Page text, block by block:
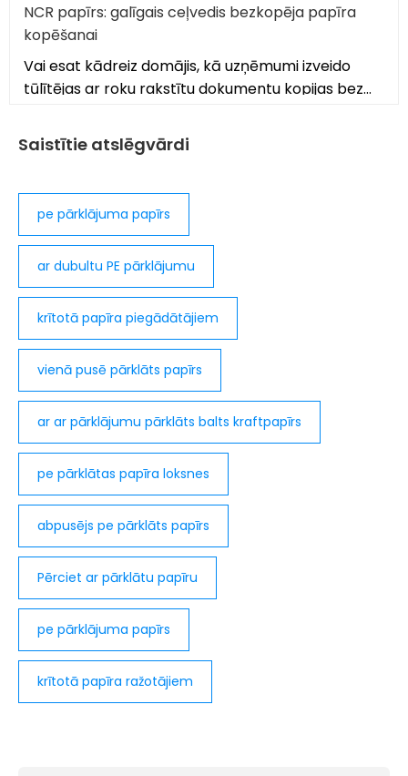
NCR papīrs: galīgais ceļvedis bezkopēja papīra
kopēšanai
Vai esat kādreiz domājis, kā uzņēmumi izveido
tūlītējas ar roku rakstītu dokumentu kopijas bez
Saistītie atslēgvārdi
pe pārklājuma papīrs
ar dubultu PE pārklājumu
krītotā papīra piegādātājiem
vienā pusē pārklāts papīrs
ar ar pārklājumu pārklāts balts kraftpapīrs
pe pārklātas papīra loksnes
abpusējs pe pārklāts papīrs
Pērciet ar pārklātu papīru
pe pārklājuma papīrs
krītotā papīra ražotājiem